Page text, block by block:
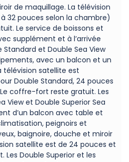
de maquillage. La télévision
32 pouces selon la chambre)
Le service de boissons et
supplément et à l’arrivée
et Double Sea View
avec un balcon et un
télévision satellite est
Double Standard, 24 pouces
coffre-fort reste gratuit. Les
View et Double Superior Sea
d’un balcon avec table et
peignoirs et
baignoire, douche et miroir
satellite est de 24 pouces et
Double Superior et les